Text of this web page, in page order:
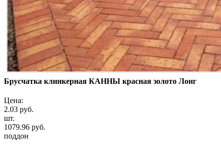
Брусчатка клинкерная КАННЫ красная золото Лонг
Цена:
2.03 руб.
шт.
1079.96 руб.
поддон